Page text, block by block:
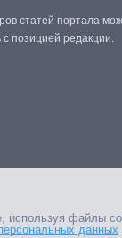
статей портала
с позицией редакции.
используя файлы
данных